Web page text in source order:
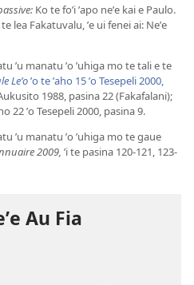
Ko te foʼi ʼapo neʼe kai e Paulo.
lea Fakatuvalu, ʼe ui fenei ai: Neʼe
ʼu manatu ʼo ʼuhiga mo te tali e te
Leʼoʼo te ʼaho 15 ʼo Tesepeli 2000,
1988, pasina 22 (Fakafalani);
22 ʼo Tesepeli 2000, pasina 9.
ʼu manatu ʼo ʼuhiga mo te gaue
2009, ʼi te pasina 120-121, 123-
Au Fia